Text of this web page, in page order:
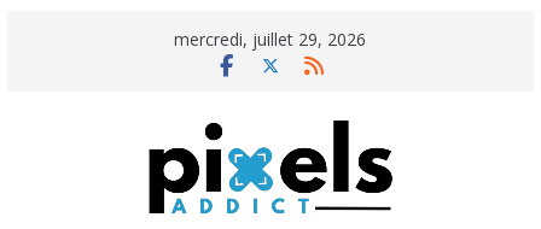
mercredi, juillet 29, 2026